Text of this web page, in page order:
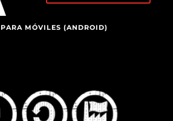
PARA MÓVILES (ANDROID)